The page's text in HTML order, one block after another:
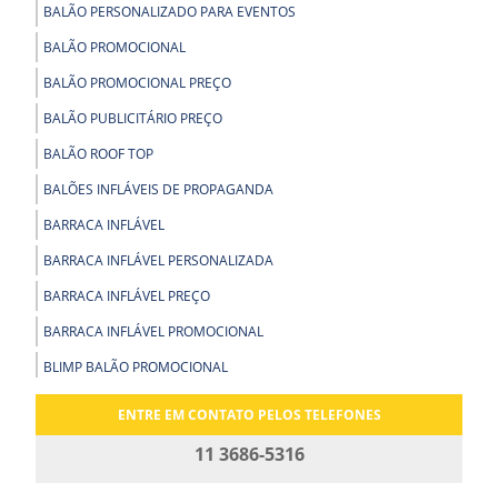
BALÃO PERSONALIZADO PARA EVENTOS
BALÃO PROMOCIONAL
BALÃO PROMOCIONAL PREÇO
BALÃO PUBLICITÁRIO PREÇO
BALÃO ROOF TOP
BALÕES INFLÁVEIS DE PROPAGANDA
BARRACA INFLÁVEL
BARRACA INFLÁVEL PERSONALIZADA
BARRACA INFLÁVEL PREÇO
BARRACA INFLÁVEL PROMOCIONAL
BLIMP BALÃO PROMOCIONAL
BOLA GIGANTE INFLÁVEL
ENTRE EM CONTATO PELOS TELEFONES
11 3686-5316